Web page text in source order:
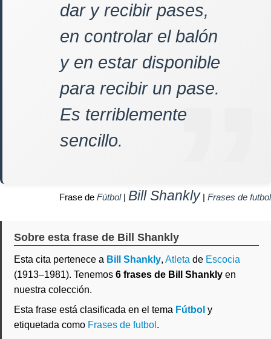
dar y recibir pases,
en controlar el balón
y en estar disponible
para recibir un pase.
Es terriblemente
sencillo.
Frase de Fútbol| Bill Shankly | Frases de futbol
Sobre esta frase de Bill Shankly
Esta cita pertenece a Bill Shankly, Atleta de Escocia
(1913–1981). Tenemos 6 frases de Bill Shankly en
nuestra colección.
Esta frase está clasificada en el tema Fútbol y
etiquetada como Frases de futbol .